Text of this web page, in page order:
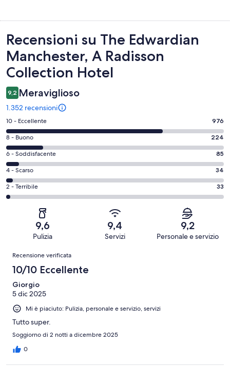
Recensioni
Recensioni su The Edwardian
Manchester, A Radisson
Collection Hotel
9,2 Meraviglioso
1.352 recensioni
Valutazione
di
10
-
Eccellente.
976
su
1352
recensioni
10 - Eccellente 976
Valutazione
di
8
-
Buono.
224
recensioni
8 - Buono 224
Valutazione
di
6
-
Soddisfacente.
recensioni
6 - Soddisfacente 85
Valutazione
di
4
recensioni
4 - Scarso 34
Valutazione
di
Terribile.
su
recensioni
2 - Terribile 33
9,6
Pulizia
9,4
Servizi
9,2
Personale e servizio
Recensioni
Recensione verificata
10/10 Eccellente
Giorgio
5 dic 2025
Mi è piaciuto: Pulizia, personale e servizio, servizi
Tutto super.
Soggiorno di 2 notti a dicembre 2025
0